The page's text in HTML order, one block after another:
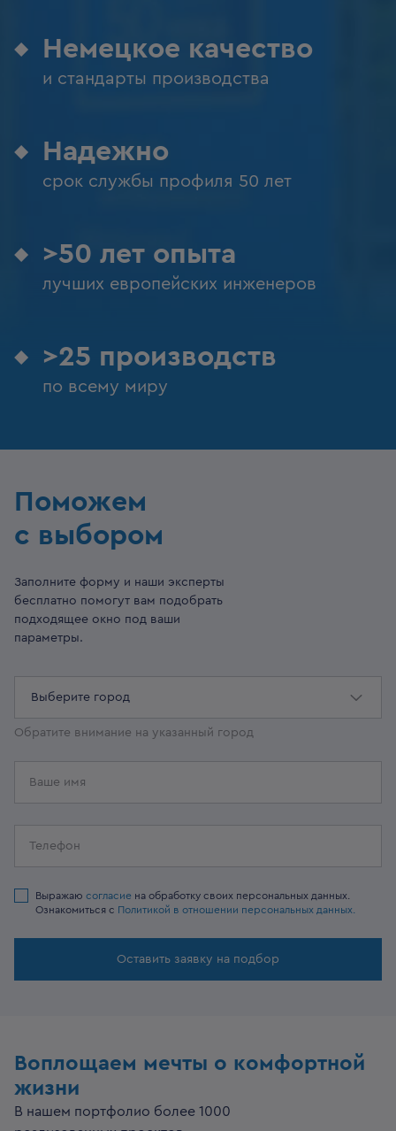
Немецкое качество
и стандарты производства
Надежно
срок службы профиля 50 лет
>50 лет опыта
лучших европейских инженеров
>25 производств
по всему миру
Поможем
с выбором
Заполните форму и наши эксперты
бесплатно помогут вам подобрать
подходящее окно под ваши
параметры.
Выберите город
Обратите внимание на указанный город
Выражаю согласие на обработку своих персональных данных.
Ознакомиться с Политикой в отношении персональных данных.
Оставить заявку на подбор
Воплощаем мечты о комфортной
жизни
В нашем портфолио более 1000